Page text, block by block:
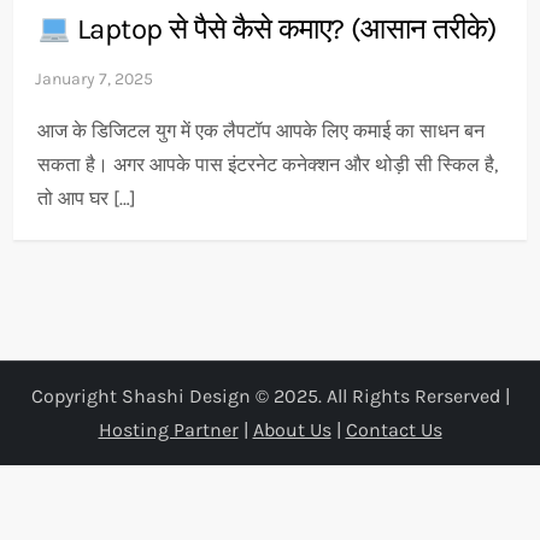
Laptop से पैसे कैसे कमाए? (आसान तरीके)
आज के डिजिटल युग में एक लैपटॉप आपके लिए कमाई का साधन बन
सकता है। अगर आपके पास इंटरनेट कनेक्शन और थोड़ी सी स्किल है,
तो आप घर […]
Copyright Shashi Design © 2025. All Rights Rerserved |
Hosting Partner| About Us| Contact Us